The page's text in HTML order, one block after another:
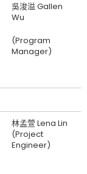
吳浚溢 Gallen
Wu
(Program
Manager)
林孟萱 Lena Lin
(Project
Engineer)